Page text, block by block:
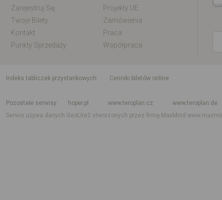
Zarejestruj Się
Projekty UE
Twoje Bilety
Zamówienia
Kontakt
Praca
Punkty Sprzedaży
Współpraca
indeks tabliczek przystankowych
Cenniki biletów online
Pozostałe serwisy
hoper.pl www.teroplan.cz
www.teroplan.de
Serwis używa danych GeoLite2 stworzonych przez firmę MaxMind